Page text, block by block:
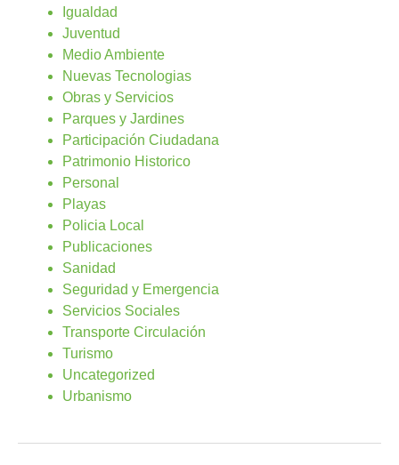
Igualdad
Juventud
Medio Ambiente
Nuevas Tecnologias
Obras y Servicios
Parques y Jardines
Participación Ciudadana
Patrimonio Historico
Personal
Playas
Policia Local
Publicaciones
Sanidad
Seguridad y Emergencia
Servicios Sociales
Transporte Circulación
Turismo
Uncategorized
Urbanismo